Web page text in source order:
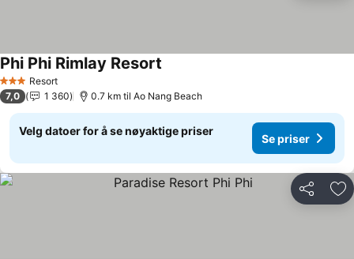
3 StjernerResort
Phi Phi Rimlay Resort
7,0 1 360 0.7 km til Ao Nang Beach
Velg datoer for å se nøyaktige priser
Se priser
Del